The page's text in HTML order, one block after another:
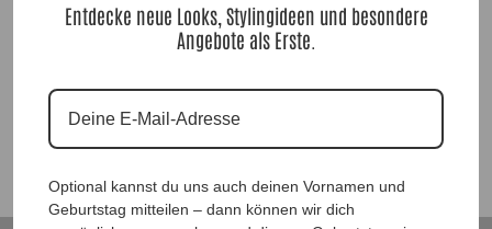
Kommentar absenden
angemeldetsein, um einen Kommentar
Suchen
Entdecke neue Looks, Stylingideen und besondere
Angebote als Erste.
Optional kannst du uns auch deinen Vornamen und
Geburtstag mitteilen – dann können wir dich